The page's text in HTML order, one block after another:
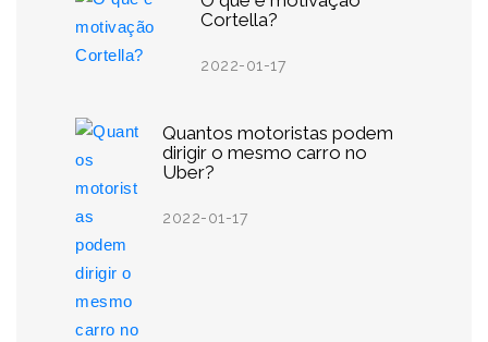
Cortella?
2022-01-17
Quantos motoristas podem
dirigir o mesmo carro no
Uber?
2022-01-17